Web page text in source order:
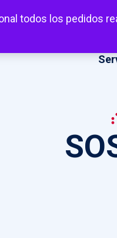
todos los pedidos